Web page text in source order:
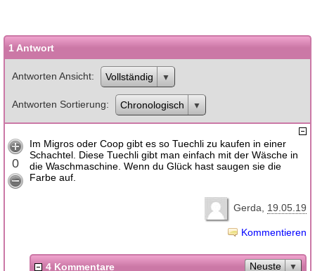
1 Antwort
Antworten Ansicht Vollständig
Antworten Sortierung Chronologisch
0
Im Migros oder Coop gibt es so Tuechli zu kaufen in einer
Schachtel. Diese Tuechli gibt man einfach mit der Wäsche in
die Waschmaschine. Wenn du Glück hast saugen sie die
Farbe auf.
Gerda 19.05.19
Kommentieren
4 Kommentare Neuste